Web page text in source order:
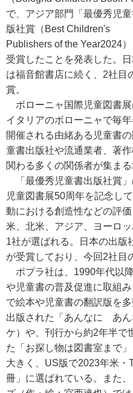
で、アジア部門「最優秀児童
版社賞（Best Children's
Publishers of the Year2024
受賞したことを発表した。
は福音館書店に続く、2社目
賞。
ボローニャ国際児童図書展
イタリアのボローニャで毎年
開催される由緒ある児童書
童書出版社や流通業者、著
関わる多くの関係者が集まる
「最優秀児童書出版社賞
児童図書展50周年を記念し
動における創造性などの評
米、北米、アジア、ヨーロ
1社が選ばれる。日本の出版
が受賞しており、今回2社目
ポプラ社は、1990年代以
や児童書の普及促進に取組
で絵本や児童書の翻訳版を
出版された「あんなに あん
ケ）や、刊行から約2年半で
た「お探し物は図書室まで
大きく、US版で2023年米
冊」に選ばれている。また